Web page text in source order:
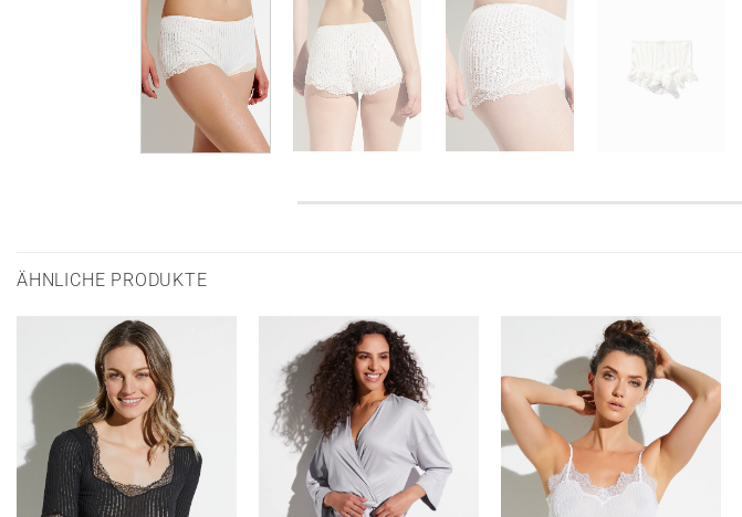
ÄHNLICHE PRODUKTE